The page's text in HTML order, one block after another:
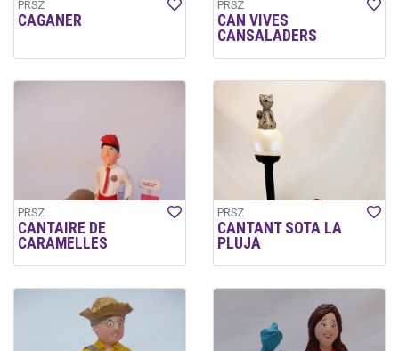
PRSZ
CAGANER
PRSZ
CAN VIVES
CANSALADERS
PRSZ
CANTAIRE DE
CARAMELLES
PRSZ
CANTANT SOTA LA
PLUJA